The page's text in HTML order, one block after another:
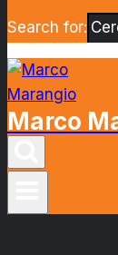
Search for:
Marco